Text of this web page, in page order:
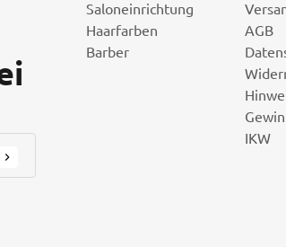
Saloneinrichtung
Haarfarben
Barber
AGB
IKW